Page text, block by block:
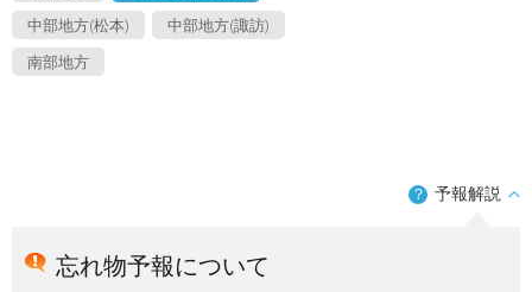
中部地方(松本) 中部地方(諏訪)
南部地方
？ 予報解説
忘れ物予報について